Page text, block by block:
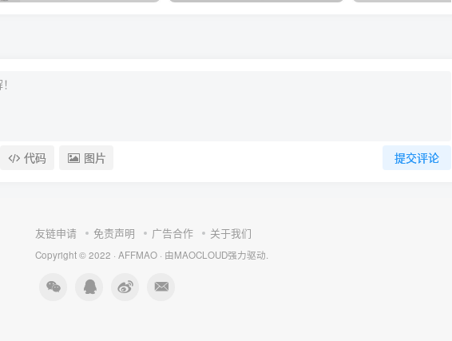
提交评论
代码 图片
友链申请 免责声明 广告合作 关于我们
Copyright © 2022 · AFFMAO · 由MAOCLOUD强力驱动.